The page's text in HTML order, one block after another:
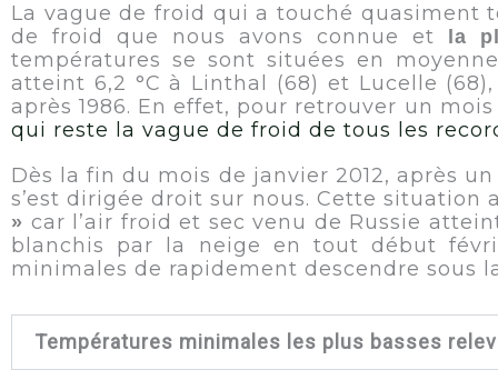
La vague de froid qui a touché quasiment
de froid que nous avons connue et
la
températures se sont situées en
atteint 6,2 °C à Linthal (68) et Lucelle
après 1986. En effet, pour retrouver un
qui reste la vague de froid de tous les
Dès la fin du mois de janvier 2012, après
s’est dirigée droit sur nous. Cette situation
» car l’air froid et sec venu de Russie
blanchis par la neige en tout début
minimales de rapidement descendre sous
Températures minimales les plus basses